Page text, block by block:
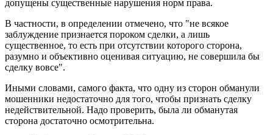
допущены существенные нарушения норм права.
В частности, в определении отмечено, что "не всякое
заблуждение признается пороком сделки, а лишь
существенное, то есть при отсутствии которого сторона,
разумно и объективно оценивая ситуацию, не совершила бы
сделку вовсе".
Иными словами, самого факта, что одну из сторон обманули
мошенники недостаточно для того, чтобы признать сделку
недействительной. Надо проверить, была ли обманутая
сторона достаточно осмотрительна.